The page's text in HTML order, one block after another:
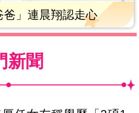
」連晨翔認走心
新聞